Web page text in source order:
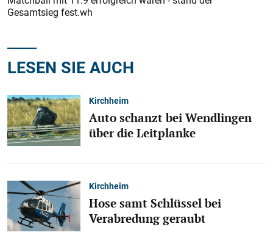
Gesamtsieg fest.wh
LESEN SIE AUCH
Kirchheim
Auto schanzt bei Wendlingen
über die Leitplanke
Kirchheim
Hose samt Schlüssel bei
Verabredung geraubt